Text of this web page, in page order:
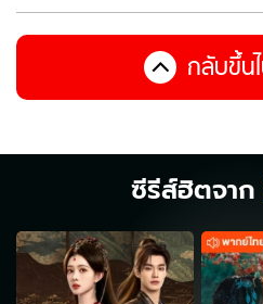
กลับขึ้น
ซีรีส์ฮิตจาก